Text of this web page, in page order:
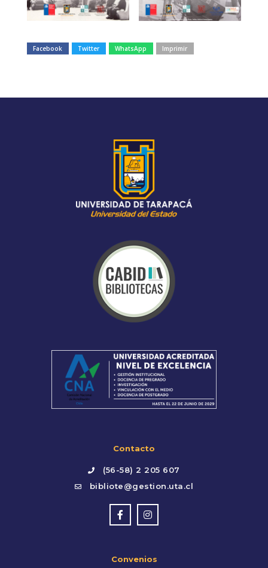
Facebook Twitter WhatsApp Imprimir
Contacto
(56-58) 2 205 607
bibliote@gestion.uta.cl
Convenios